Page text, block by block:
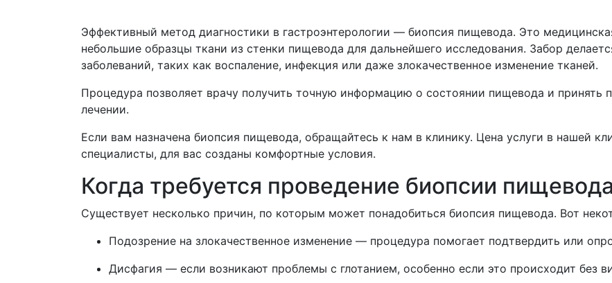
Эффективный метод диагностики в гастроэнтерологии — биопсия пищевода. Это
небольшие образцы ткани из стенки пищевода для дальнейшего исследования. Забор
заболеваний, таких как воспаление, инфекция или даже злокачественное изменение тканей.
Процедура позволяет врачу получить точную информацию о состоянии пищевода и принять
лечении.
Если вам назначена биопсия пищевода, обращайтесь к нам в клинику. Цена услуги в нашей
специалисты, для вас созданы комфортные условия.
Когда требуется проведение биопсии пищевода
Существует несколько причин, по которым может понадобиться биопсия пищевода. Вот
Подозрение на злокачественное изменение — процедура помогает подтвердить или
Дисфагия — если возникают проблемы с глотанием, особенно если это происходит без